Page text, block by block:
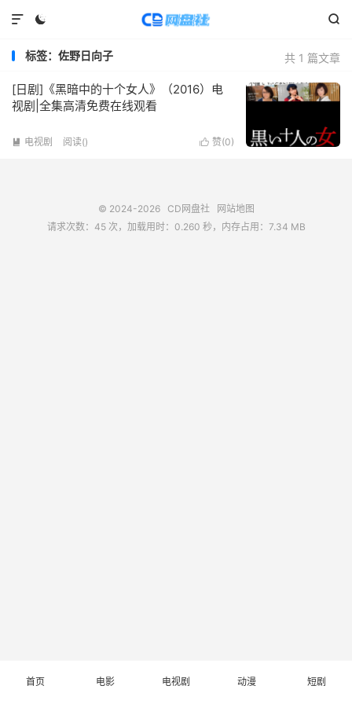
 

共 1 篇文章
标签：佐野日向子
[日剧]《黑暗中的十个女人》（2016）电
视剧|全集高清免费在线观看
 赞(0)
 电视剧 阅读()
© 2024-2026 CD网盘社
网站地图
请求次数：45 次，加载用时：0.260 秒，内存占用：7.34 MB
首页 电影 电视剧 动漫 短剧